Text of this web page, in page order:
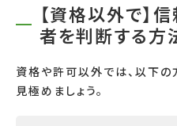
【資格以外で】
者を判断する方
資格や許可以外では、以下
見極めましょう。